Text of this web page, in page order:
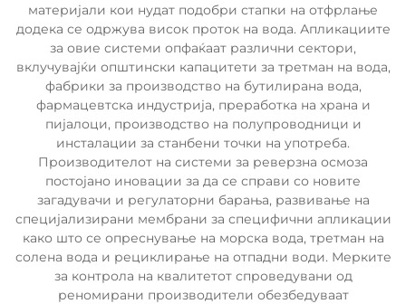
материјали кои нудат подобри стапки на отфрлање
додека се одржува висок проток на вода. Апликациите
за овие системи опфаќаат различни сектори,
вклучувајќи општински капацитети за третман на вода,
фабрики за производство на бутилирана вода,
фармацевтска индустрија, преработка на храна и
пијалоци, производство на полупроводници и
инсталации за станбени точки на употреба.
Производителот на системи за реверзна осмоза
постојано иновации за да се справи со новите
загадувачи и регулаторни барања, развивање на
специјализирани мембрани за специфични апликации
како што се опреснување на морска вода, третман на
солена вода и рециклирање на отпадни води. Мерките
за контрола на квалитетот спроведувани од
реномирани производители обезбедуваат